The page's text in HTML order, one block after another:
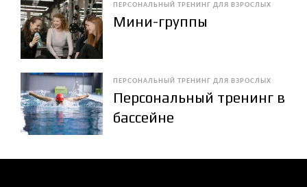
ПЕРСОНАЛЬНЫЙ ТРЕНИНГ ДЛЯ ВЗРОСЛЫХ
Мини-группы
ПЕРСОНАЛЬНЫЙ ТРЕНИНГ ДЛЯ ВЗРОСЛЫХ
Персональный тренинг в
бассейне